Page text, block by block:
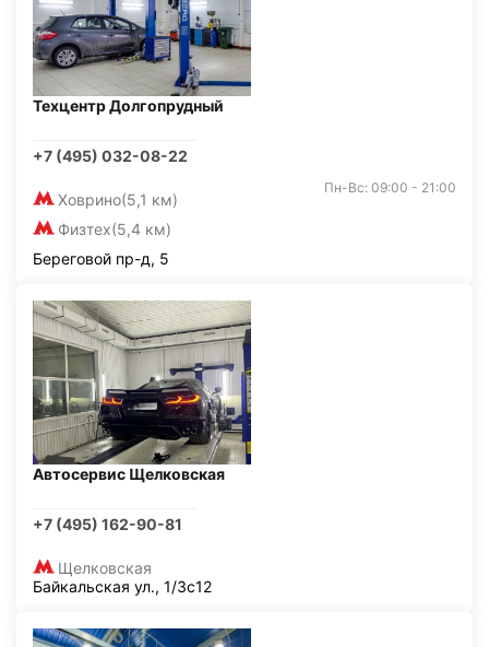
Техцентр Долгопрудный
+7 (495) 032-08-22
Ховрино(5,1 км)
Физтех(5,4 км)
Пн-Вс: 09:00 - 21:00
Береговой пр-д, 5
Автосервис Щелковская
+7 (495) 162-90-81
Щелковская
Байкальская ул., 1/3с12